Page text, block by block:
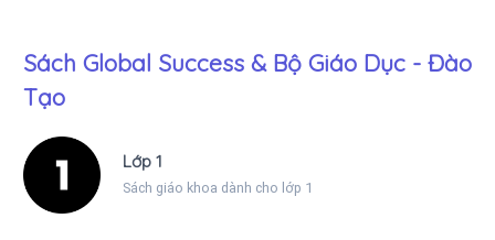
Sách Global Success & Bộ Giáo Dục - Đào
Tạo
Lớp 1
Sách giáo khoa dành cho lớp 1